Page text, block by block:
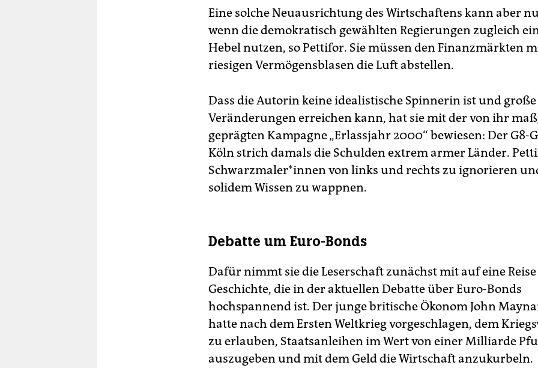
Eine solche Neuausrichtung des Wirtschaftens kann aber
wenn die demokratisch gewählten Regierungen zugleich
Hebel nutzen, so Pettifor. Sie müssen den Finanzmärkten
riesigen Vermögensblasen die Luft abstellen.
Dass die Autorin keine idealistische Spinnerin ist und große
Veränderungen erreichen kann, hat sie mit der von ihr
geprägten Kampagne „Erlassjahr 2000“ bewiesen: Der G8-
Köln strich damals die Schulden extrem armer Länder.
Schwarzmaler*innen von links und rechts zu ignorieren
solidem Wissen zu wappnen.
Debatte um Euro-Bonds
Dafür nimmt sie die Leserschaft zunächst mit auf eine
Geschichte, die in der aktuellen Debatte über Euro-Bonds
hochspannend ist. Der junge britische Ökonom John
hatte nach dem Ersten Weltkrieg vorgeschlagen, dem
zu erlauben, Staatsanleihen im Wert von einer Milliarde
auszugeben und mit dem Geld die Wirtschaft anzukurbeln.